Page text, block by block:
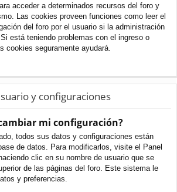
acceder a determinados recursos del foro y
Las cookies proveen funciones como leer el
del foro por el usuario si la administración
está teniendo problemas con el ingreso o
cookies seguramente ayudará.
y configuraciones
mi configuración?
todos sus datos y configuraciones están
de datos. Para modificarlos, visite el Panel
clic en su nombre de usuario que se
de las páginas del foro. Este sistema le
y preferencias.